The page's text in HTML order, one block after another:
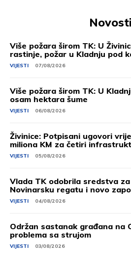
Novosti
Više požara širom TK: U
rastinje, požar u Kladnju pod
VIJESTI 07/08/2026
Više požara širom TK: U
osam hektara šume
VIJESTI 06/08/2026
Živinice: Potpisani ugovori
miliona KM za četiri
VIJESTI 05/08/2026
Vlada TK odobrila sredstva
Novinarsku regatu i novo
VIJESTI 04/08/2026
Održan sastanak građana na
problema sa strujom
VIJESTI 03/08/2026